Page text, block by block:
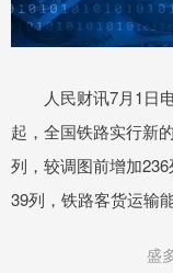
人民财讯7月1日电
起，全国铁路实行新
列，较调图前增加
39列，铁路客货运输
盛